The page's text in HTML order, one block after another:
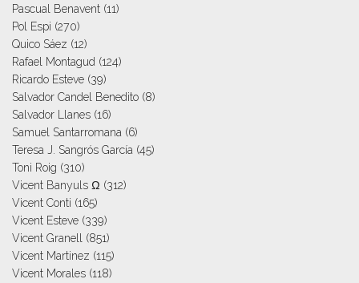
Pascual Benavent (11)
Pol Espi (270)
Quico Sáez (12)
Rafael Montagud (124)
Ricardo Esteve (39)
Salvador Candel Benedito (8)
Salvador Llanes (16)
Samuel Santarromana (6)
Teresa J. Sangrós García (45)
Toni Roig (310)
Vicent Banyuls Ω (312)
Vicent Conti (165)
Vicent Esteve (339)
Vicent Granell (851)
Vicent Martinez (115)
Vicent Morales (118)